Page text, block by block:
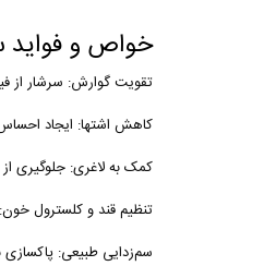
خواص و فواید
تقویت گوارش: سرشار از
کاهش اشتها: ایجاد
کمک به لاغری: جلوگیری
تنظیم قند و کلسترول خون:
سم‌زدایی طبیعی: پاکسازی